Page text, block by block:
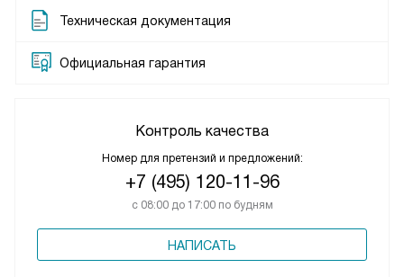
Техническая документация
Официальная гарантия
Контроль качества
Номер для претензий и предложений:
+7 (495) 120-11-96
с 08:00 до 17:00 по будням
НАПИСАТЬ